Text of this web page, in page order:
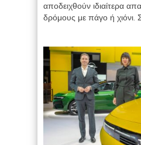
αποδειχθούν ιδιαίτερα
δρόμους με πάγο ή χιόνι.